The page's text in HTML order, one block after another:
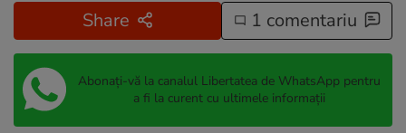
Share 1 comentariu
Abonați-vă la canalul Libertatea de WhatsApp pentru
a fi la curent cu ultimele informații